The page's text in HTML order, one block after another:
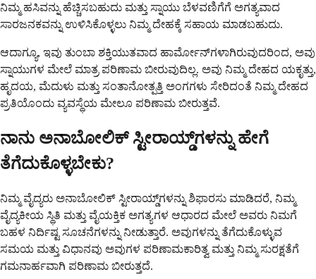
ನಿಮ್ಮ ಹಸಿವನ್ನು ಹೆಚ್ಚಿಸಬಹುದು ಮತ್ತು ಸ್ನಾಯು ಬೆಳವಣಿಗೆಗೆ ಅಗತ್ಯವಾದ
ಸಾರಜನಕವನ್ನು ಉಳಿಸಿಕೊಳ್ಳಲು ನಿಮ್ಮ ದೇಹಕ್ಕೆ ಸಹಾಯ ಮಾಡಬಹುದು.
ಆದಾಗ್ಯೂ, ಇವು ತುಂಬಾ ಶಕ್ತಿಯುತವಾದ ಹಾರ್ಮೋನ್‌ಗಳಾಗಿರುವುದರಿಂದ, ಅವು
ಸ್ನಾಯುಗಳ ಮೇಲೆ ಮಾತ್ರ ಪರಿಣಾಮ ಬೀರುವುದಿಲ್ಲ. ಅವು ನಿಮ್ಮ ದೇಹದ ಯಕೃತ್ತು,
ಹೃದಯ, ಮೆದುಳು ಮತ್ತು ಸಂತಾನೋತ್ಪತ್ತಿ ಅಂಗಗಳು ಸೇರಿದಂತೆ ನಿಮ್ಮ ದೇಹದ
ಪ್ರತಿಯೊಂದು ವ್ಯವಸ್ಥೆಯ ಮೇಲೂ ಪರಿಣಾಮ ಬೀರುತ್ತವೆ.
ನಾನು ಅನಾಬೋಲಿಕ್ ಸ್ಟೀರಾಯ್ಡ್‌ಗಳನ್ನು ಹೇಗೆ
ತೆಗೆದುಕೊಳ್ಳಬೇಕು?
ನಿಮ್ಮ ವೈದ್ಯರು ಅನಾಬೋಲಿಕ್ ಸ್ಟೀರಾಯ್ಡ್‌ಗಳನ್ನು ಶಿಫಾರಸು ಮಾಡಿದರೆ, ನಿಮ್ಮ
ವೈದ್ಯಕೀಯ ಸ್ಥಿತಿ ಮತ್ತು ವೈಯಕ್ತಿಕ ಅಗತ್ಯಗಳ ಆಧಾರದ ಮೇಲೆ ಅವರು ನಿಮಗೆ
ಬಹಳ ನಿರ್ದಿಷ್ಟ ಸೂಚನೆಗಳನ್ನು ನೀಡುತ್ತಾರೆ. ಅವುಗಳನ್ನು ತೆಗೆದುಕೊಳ್ಳುವ
ಸಮಯ ಮತ್ತು ವಿಧಾನವು ಅವುಗಳ ಪರಿಣಾಮಕಾರಿತ್ವ ಮತ್ತು ನಿಮ್ಮ ಸುರಕ್ಷತೆಗೆ
ಗಮನಾರ್ಹವಾಗಿ ಪರಿಣಾಮ ಬೀರುತ್ತದೆ.